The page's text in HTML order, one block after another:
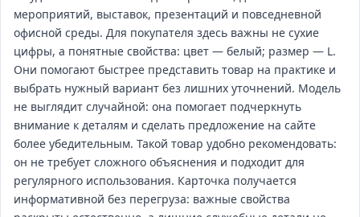
мероприятий, выставок, презентаций и повседневной
офисной среды. Для покупателя здесь важны не сухие
цифры, а понятные свойства: цвет — белый; размер — L.
Они помогают быстрее представить товар на практике и
выбрать нужный вариант без лишних уточнений. Модель
не выглядит случайной: она помогает подчеркнуть
внимание к деталям и сделать предложение на сайте
более убедительным. Такой товар удобно рекомендовать:
он не требует сложного объяснения и подходит для
регулярного использования. Карточка получается
информативной без перегруза: важные свойства